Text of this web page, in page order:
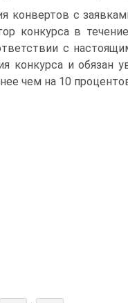
конвертов с
конкурса в
с
конкурса и обязан
чем на 10